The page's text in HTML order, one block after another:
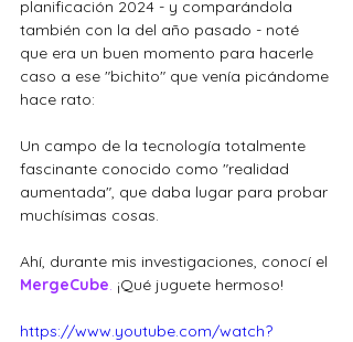
planificación 2024 - y comparándola
también con la del año pasado - noté
que era un buen momento para hacerle
caso a ese "bichito" que venía picándome
hace rato:
Un campo de la tecnología totalmente
fascinante conocido como "realidad
aumentada", que daba lugar para probar
muchísimas cosas.
Ahí, durante mis investigaciones, conocí el
MergeCube. ¡Qué juguete hermoso!
https://www.youtube.com/watch?